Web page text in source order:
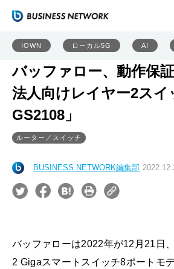
IOWN ローカル5G AI
バッファロー、動作保
法人向けレイヤー2スイ
GS2108」
ルーター／スイッチ
BUSINESS NETWORK編集部
バッファローは2022年が12月21日
2 Gigaスマートスイッチ8ポートモ